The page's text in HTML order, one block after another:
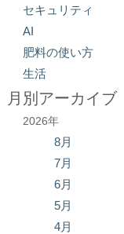
セキュリティ
AI
肥料の使い方
生活
月別アーカイブ
2026年
8月
7月
6月
5月
4月